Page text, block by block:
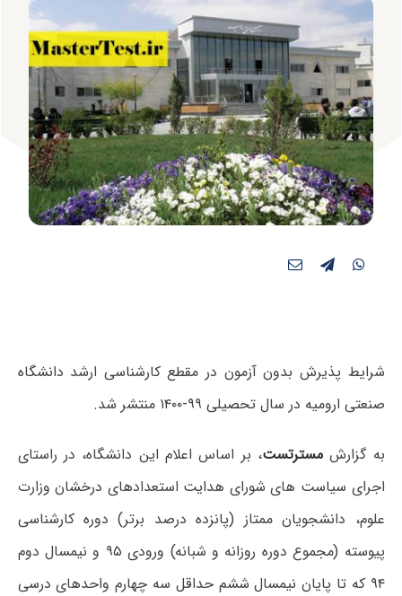
شرایط پذیرش بدون آزمون در مقطع کارشناسی ارشد دانشگاه
صنعتی ارومیه در سال تحصیلی ۹۹-۱۴۰۰ منتشر شد.
به گزارشمسترتست، بر اساس اعلام این دانشگاه، در راستای
اجرای سیاست های شورای هدایت استعدادهای درخشان وزارت
علوم، دانشجویان ممتاز (پانزده درصد برتر) دوره کارشناسی
پیوسته (مجموع دوره روزانه و شبانه) ورودی ۹۵ و نیمسال دوم
۹۴ که تا پایان نیمسال ششم حداقل سه چهارم واحدهای درسی